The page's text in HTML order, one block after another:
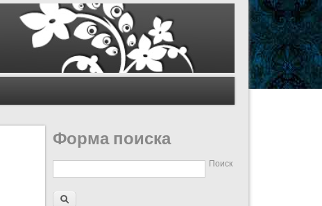
Форма поиска
Поиск